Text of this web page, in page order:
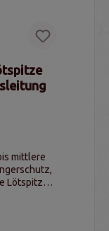
mittlere
Lötspitze,